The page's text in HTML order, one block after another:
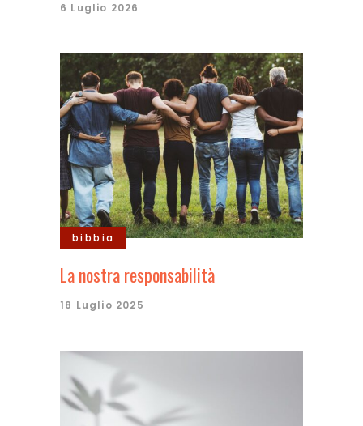
6 Luglio 2026
bibbia
La nostra responsabilità
18 Luglio 2025